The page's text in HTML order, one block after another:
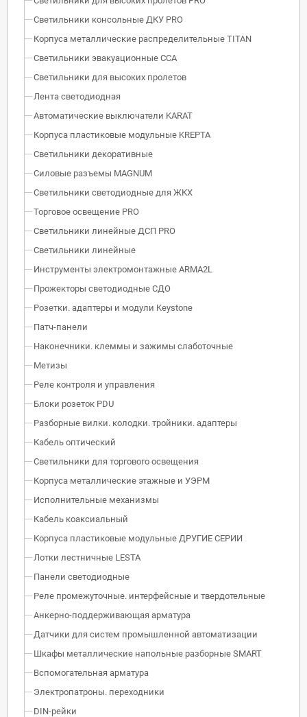
Светильники консольные ДКУ PRO
Корпуса металлические распределительные TITAN
Светильники эвакуационные ССА
Светильники для высоких пролетов
Лента светодиодная
Автоматические выключатели KARAT
Корпуса пластиковые модульные KREPTA
Светильники декоративные
Силовые разъемы MAGNUM
Светильники светодиодные для ЖКХ
Торговое освещение PRO
Светильники линейные ДСП PRO
Светильники линейные
Инструменты электромонтажные ARMA2L
Прожекторы светодиодные СДО
Розетки. адаптеры и модули Keystone
Патч-панели
Наконечники. клеммы и зажимы слаботочные
Метизы
Реле контроля и управления
Блоки розеток PDU
Разборные вилки. колодки. тройники. адаптеры
Кабель оптический
Светильники для торгового освещения
Корпуса металлические этажные и УЭРМ
Исполнительные механизмы
Кабель коаксиальный
Корпуса пластиковые модульные ДРУГИЕ СЕРИИ
Лотки лестничные LESTA
Панели светодиодные
Реле промежуточные. интерфейсные и твердотельные
Анкерно-поддерживающая арматура
Датчики для систем промышленной автоматизации
Шкафы металлические напольные разборные SMART
Вспомогательная арматура
Электропатроны. переходники
DIN-рейки